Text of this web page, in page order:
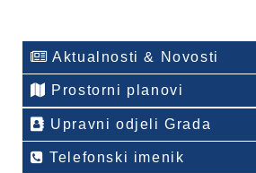
Aktualnosti & Novosti
Prostorni planovi
Upravni odjeli Grada
Telefonski imenik